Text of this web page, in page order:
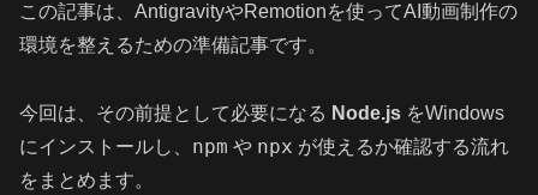
この記事は、AntigravityやRemotionを使ってAI動画制作の
環境を整えるための準備記事です。
今回は、その前提として必要になる Node.js をWindows
にインストールし、 npm や npx が使えるか確認する流れ
をまとめます。